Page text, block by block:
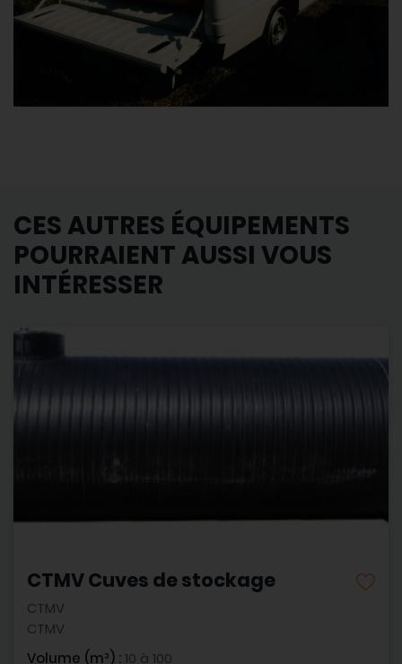
CES AUTRES ÉQUIPEMENTS
POURRAIENT AUSSI VOUS
INTÉRESSER
CTMV Cuves de stockage
CTMV
CTMV
Volume (m³) :10 à 100